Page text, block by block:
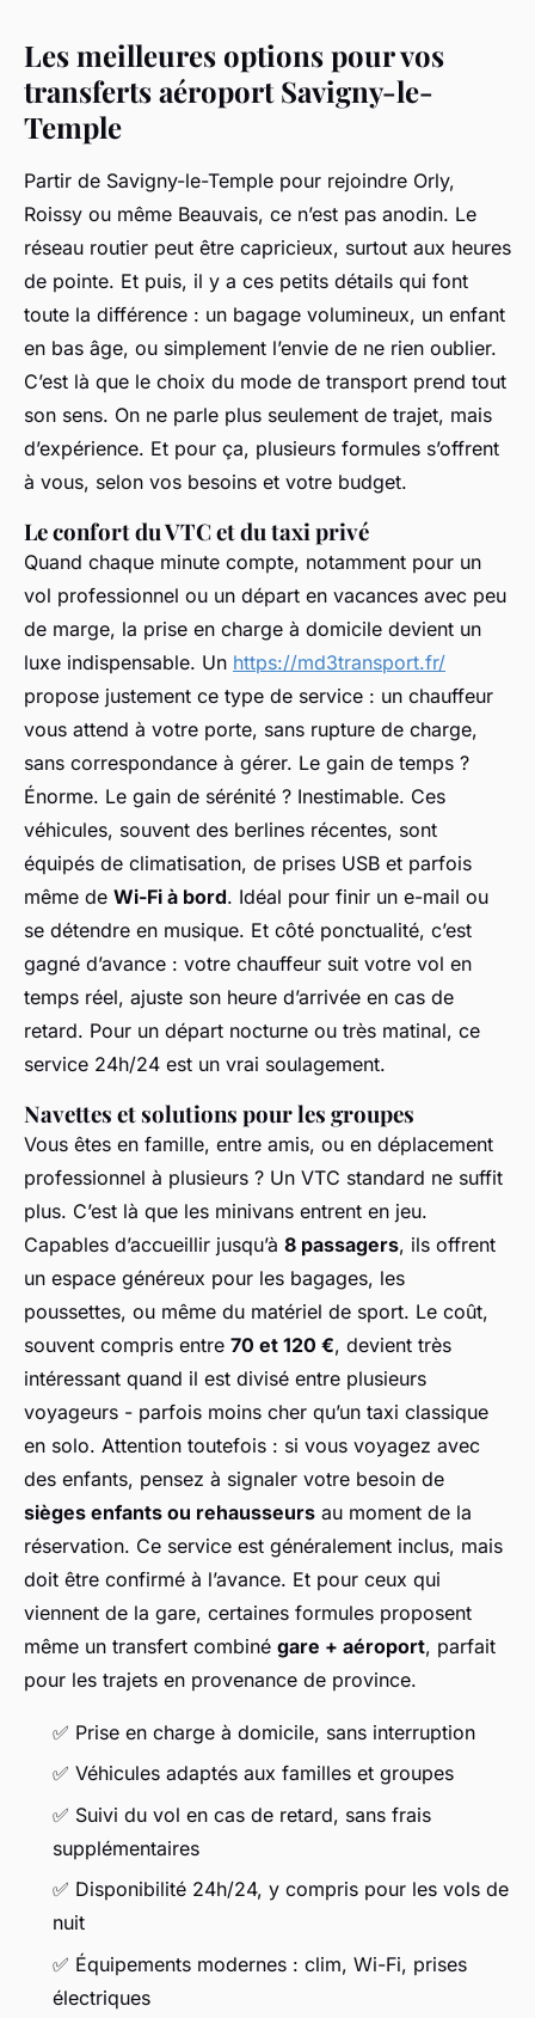
Les meilleures options pour vos
transferts aéroport Savigny-le-
Temple
Partir de Savigny-le-Temple pour rejoindre Orly,
Roissy ou même Beauvais, ce n’est pas anodin. Le
réseau routier peut être capricieux, surtout aux heures
de pointe. Et puis, il y a ces petits détails qui font
toute la différence : un bagage volumineux, un enfant
en bas âge, ou simplement l’envie de ne rien oublier.
C’est là que le choix du mode de transport prend tout
son sens. On ne parle plus seulement de trajet, mais
d’expérience. Et pour ça, plusieurs formules s’offrent
à vous, selon vos besoins et votre budget.
Le confort du VTC et du taxi privé
Quand chaque minute compte, notamment pour un
vol professionnel ou un départ en vacances avec peu
de marge, la prise en charge à domicile devient un
luxe indispensable. Un https://md3transport.fr/
propose justement ce type de service : un chauffeur
vous attend à votre porte, sans rupture de charge,
sans correspondance à gérer. Le gain de temps ?
Énorme. Le gain de sérénité ? Inestimable. Ces
véhicules, souvent des berlines récentes, sont
équipés de climatisation, de prises USB et parfois
même de Wi-Fi à bord. Idéal pour finir un e-mail ou
se détendre en musique. Et côté ponctualité, c’est
gagné d’avance : votre chauffeur suit votre vol en
temps réel, ajuste son heure d’arrivée en cas de
retard. Pour un départ nocturne ou très matinal, ce
service 24h/24 est un vrai soulagement.
Navettes et solutions pour les groupes
Vous êtes en famille, entre amis, ou en déplacement
professionnel à plusieurs ? Un VTC standard ne suffit
plus. C’est là que les minivans entrent en jeu.
Capables d’accueillir jusqu’à 8 passagers, ils offrent
un espace généreux pour les bagages, les
poussettes, ou même du matériel de sport. Le coût,
souvent compris entre 70 et 120 €, devient très
intéressant quand il est divisé entre plusieurs
voyageurs - parfois moins cher qu’un taxi classique
en solo. Attention toutefois : si vous voyagez avec
des enfants, pensez à signaler votre besoin de
sièges enfants ou rehausseurs au moment de la
réservation. Ce service est généralement inclus, mais
doit être confirmé à l’avance. Et pour ceux qui
viennent de la gare, certaines formules proposent
même un transfert combiné gare + aéroport, parfait
pour les trajets en provenance de province.
✅ Prise en charge à domicile, sans interruption
✅ Véhicules adaptés aux familles et groupes
✅ Suivi du vol en cas de retard, sans frais
supplémentaires
✅ Disponibilité 24h/24, y compris pour les vols de
nuit
✅ Équipements modernes : clim, Wi-Fi, prises
électriques